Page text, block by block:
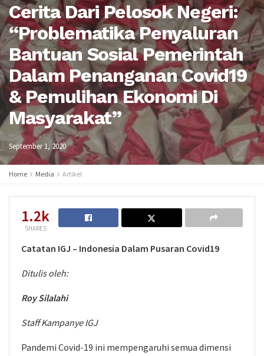
Cerita Dari Pelosok Negeri:
“Problematika Penyaluran
Bantuan Sosial Pemerintah
Dalam Penanganan Covid19
& Pemulihan Ekonomi Di
Masyarakat”
September 1, 2020
Home Media Artikel
1.2k
SHARES
Catatan IGJ – Indonesia Dalam Pusaran Covid19
Ditulis oleh:
Roy Silalahi
Staff Kampanye IGJ
Pandemi Covid-19 ini mempengaruhi semua dimensi